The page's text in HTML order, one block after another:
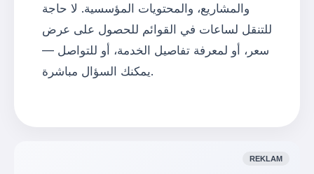
والمشاريع، والمحتويات المؤسسية. لا حاجة
للتنقل لساعات في القوائم للحصول على عرض
سعر، أو لمعرفة تفاصيل الخدمة، أو للتواصل —
يمكنك السؤال مباشرة.